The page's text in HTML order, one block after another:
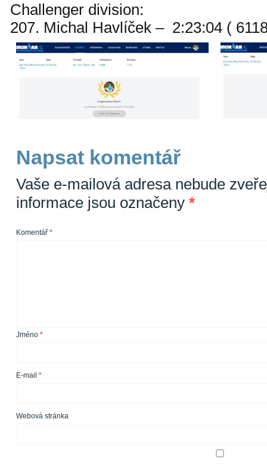
Challenger division:
207. Michal Havlíček – 2:23:04 (
Napsat komentář
Vaše e-mailová adresa nebude
informace jsou označeny *
Komentář *
Jméno *
E-mail *
Webová stránka